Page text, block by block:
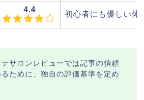
4.4
初心者にも優しい体
サロンレビューでは記事の信頼
ために、独自の評価基準を定め